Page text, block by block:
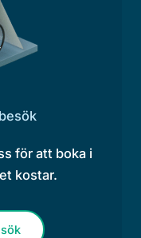
för att boka i
kostar.